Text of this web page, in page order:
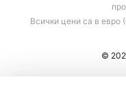
Всички цени са в евро
©